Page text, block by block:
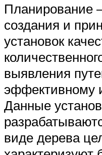
Планирование
создания и
установок
выявления
эффективному
Данные
виде дерева